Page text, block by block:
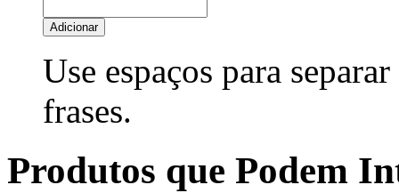
Adicionar
Use espaços para
frases.
Produtos que Podem